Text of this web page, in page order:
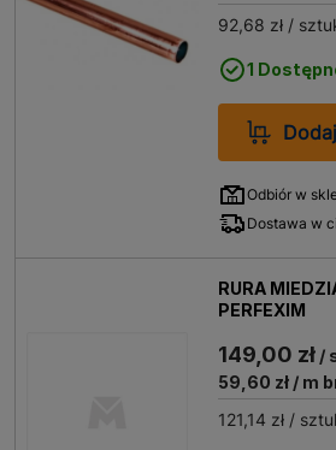
Systemach gazowych –
wykorzystywana jako
gazowych, pod warunkiem
zapewnia bezpieczeństwo i
szczelność instalacji.
Uniwersalność i niezawodność rur
przekłada się na ich szerokie
Rodzaje i właściwości
Rury miedziane dostępne są w
różnią się między sobą metodą
właściwościami mechanicznymi,
92,68 zł /
1
Dodaj
Odbiór w
Dostawa w
RURA
PERFEXIM
149,00 zł /
59,60 zł / m
121,14 zł /